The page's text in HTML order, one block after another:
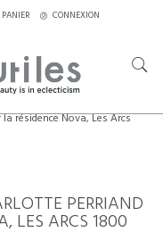
PANIER CONNEXION
résidence Nova, Les Arcs
PERRIAND
LES ARCS 1800